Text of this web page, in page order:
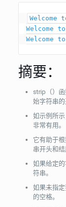
Welcome
Welcome
摘要：
strip（）
始字符串的
如示例所
非常有用。
它有助于
串开头和结
如果给定
符串。
如果未指
的空格。